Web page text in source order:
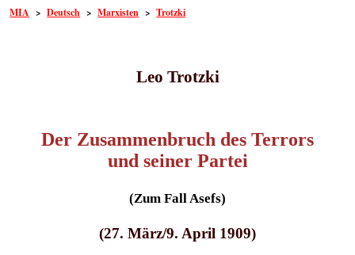
MIA >Deutsch >Marxisten >Trotzki
Leo Trotzki
Der Zusammenbruch des Terrors
und seiner Partei
(Zum Fall Asefs)
(27. März/9. April 1909)